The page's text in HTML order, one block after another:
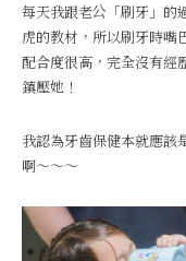
每天我跟老公「刷牙」的
虎的教材，所以刷牙時嘴
配合度很高，完全沒有經
鎮壓她！
我認為牙齒保健本就應該
啊～～～